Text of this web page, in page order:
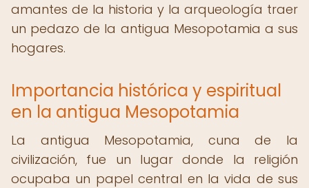
amantes de la historia y la arqueología traer
un pedazo de la antigua Mesopotamia a sus
hogares.
Importancia histórica y espiritual
en la antigua Mesopotamia
La antigua Mesopotamia, cuna de la
civilización, fue un lugar donde la religión
ocupaba un papel central en la vida de sus